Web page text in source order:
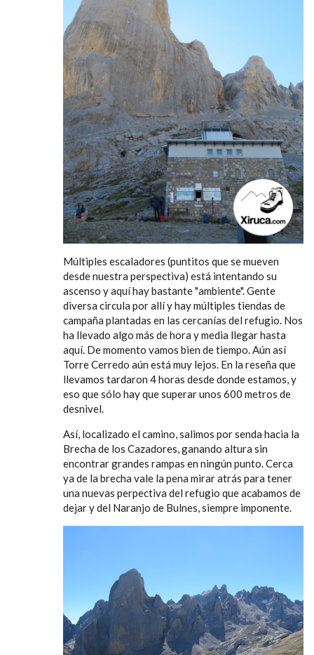
Múltiples escaladores (puntitos que se mueven
desde nuestra perspectiva) está intentando su
ascenso y aquí hay bastante "ambiente". Gente
diversa circula por allí y hay múltiples tiendas de
campaña plantadas en las cercanías del refugio. Nos
ha llevado algo más de hora y media llegar hasta
aquí. De momento vamos bien de tiempo. Aún así
Torre Cerredo aún está muy lejos. En la reseña que
llevamos tardaron 4 horas desde donde estamos, y
eso que sólo hay que superar unos 600 metros de
desnivel.
Así, localizado el camino, salimos por senda hacia la
Brecha de los Cazadores, ganando altura sin
encontrar grandes rampas en ningún punto. Cerca
ya de la brecha vale la pena mirar atrás para tener
una nuevas perpectiva del refugio que acabamos de
dejar y del Naranjo de Bulnes, siempre imponente.